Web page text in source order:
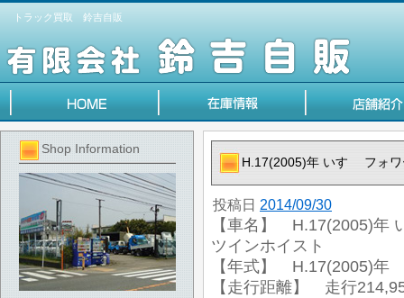
トラック買取 鈴吉自販
Shop Information
H.17(2005)年 いすゞ フォ
投稿日 2014/09/30
【車名】 H.17(2005)年
ツインホイスト
【年式】 H.17(2005)年
【走行距離】 走行